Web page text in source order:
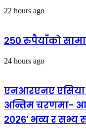
22 hours ago
२५० रुपैयाँको
24 hours ago
एनआरएनए एसिया
अन्तिम चरणमा-
२०२६’ भव्य र